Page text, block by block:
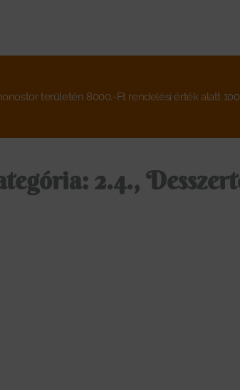
területén 8000.-Ft rendelési érték alatt
2.4.,